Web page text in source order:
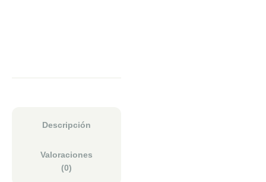
Descripción
Valoraciones
(0)